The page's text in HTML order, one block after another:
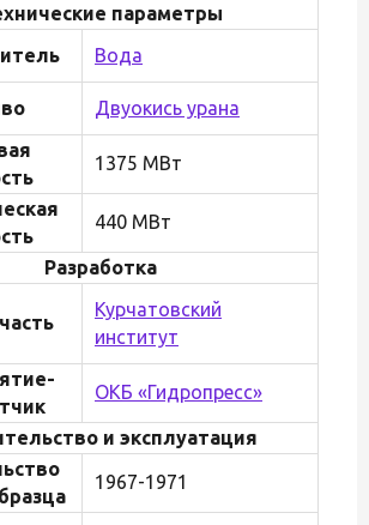
параметры
Вода
Двуокись урана
1375 МВт
440 МВт
Разработка
Курчатовский
институт
ОКБ «Гидропресс»
и эксплуатация
1967-1971